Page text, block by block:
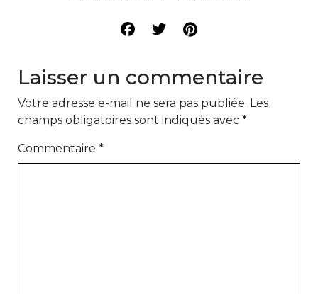
Laisser un commentaire
Votre adresse e-mail ne sera pas publiée. Les
champs obligatoires sont indiqués avec *
Commentaire *